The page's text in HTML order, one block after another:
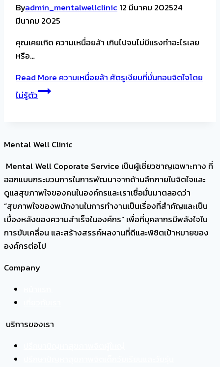
Byadmin_mentalwellclinic12 มีนาคม 202524
มีนาคม 2025
คุณเคยเกิด ความเหนื่อยล้า เกินไปจนไม่มีแรงทำอะไรเลย
หรือ…
Read Moreความเหนื่อยล้า ศัตรูเงียบที่บั่นทอนจิตใจโดย
ไม่รู้ตัว
Mental Well Clinic
Mental Well Coporate Service เป็นผู้เชี่ยวชาญเฉพาะทาง ที่
ออกแบบกระบวนการในการพัฒนาจากด้านลึกภายในจิตใจและ
ดูแลสุขภาพใจของคนในองค์กรและเราเชื่อมั่นมาตลอดว่า
“สุขภาพใจของพนักงานในการทำงานเป็นเรื่องที่สำคัญและเป็น
เบื้องหลังของความสำเร็จในองค์กร” เพื่อที่บุคลากรมีพลังใจใน
การขับเคลื่อน และสร้างสรรค์ผลงานที่ดีและพิชิตเป้าหมายของ
องค์กรต่อไป
Company
บริการของเรา